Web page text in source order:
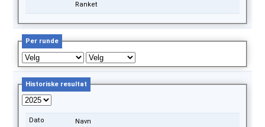
Ranket
Per runde
Historiske resultat
Dato
Navn